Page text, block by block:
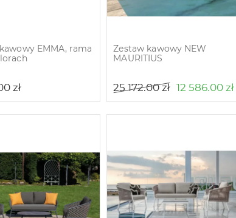
EMMA, rama
zł
Zestaw kawowy NEW
MAURITIUS
25 172.00zł 12 586.00zł